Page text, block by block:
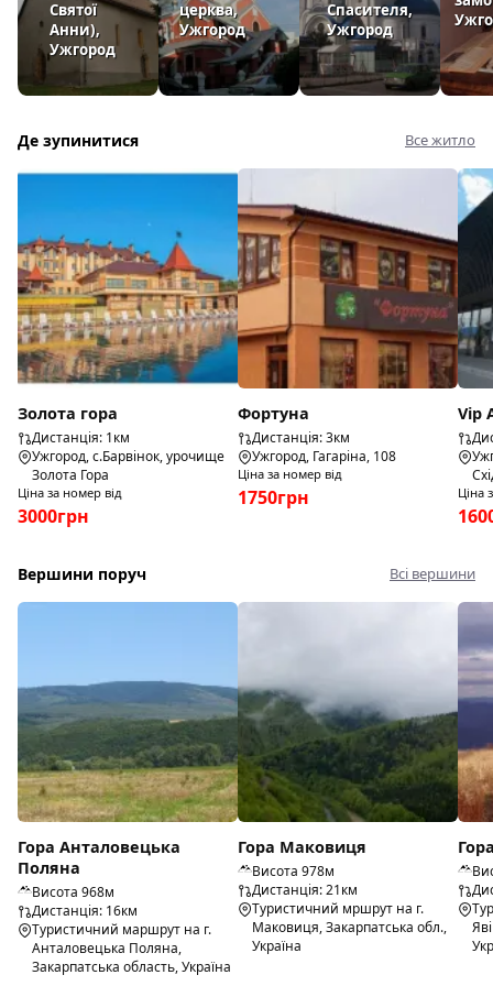
Наразі село вважається дуже перспективним, зокрема з
огляду на близькість до обласного центру
Святої
Анни),
Ужгород
церква,
Ужгород
Спасителя,
Ужгород
Де зупинитися Все житло
Золота гора
Дистанція: 1км
Ужгород, с.Барвінок, урочище
Золота Гора
Ціна за номер від
3000грн
Фортуна
Дистанція: 3км
Ужгород, Гагаріна, 108
Ціна за номер від
1750грн
Vip
Ціна
Вершини поруч Всі вершини
Гора Анталовецька
Поляна
Висота 968м
Дистанція: 16км
Туристичний маршрут на г.
Анталовецька Поляна,
Закарпатська область, Україна
Гора Маковиця
Висота 978м
Дистанція: 21км
Туристичний мршрут на г.
Маковиця, Закарпатська обл.,
Україна